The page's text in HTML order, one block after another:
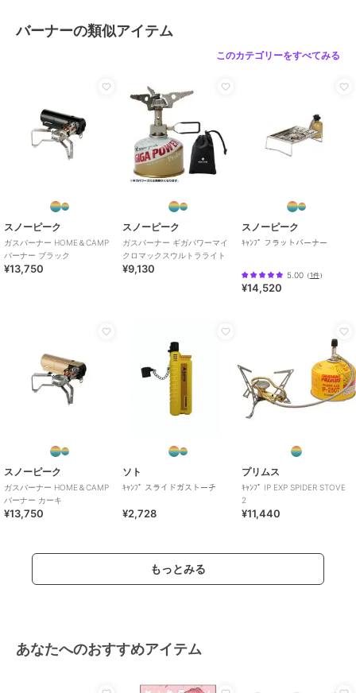
バーナーの類似アイテム
このカテゴリーをすべてみる
スノーピーク
ガスバーナー HOME＆CAMP
バーナー ブラック
¥13,750
スノーピーク
ガスバーナー ギガパワーマイ
クロマックスウルトラライト
¥9,130
スノーピーク
ｷｬﾝﾌﾟ フラットバーナー
5.00（1件）
¥14,520
スノーピーク
ガスバーナー HOME＆CAMP
バーナー カーキ
¥13,750
ソト
ｷｬﾝﾌﾟ スライドガストーチ
¥2,728
プリムス
ｷｬﾝﾌﾟ IP EXP SPIDER STOVE
2
¥11,440
もっとみる
あなたへのおすすめアイテム